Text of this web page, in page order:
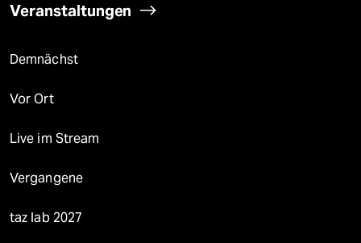
Veranstaltungen
Demnächst
Vor Ort
Live im Stream
Vergangene
taz lab 2027